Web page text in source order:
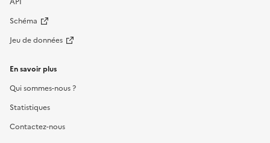
Schéma
Jeu de données
En savoir plus
Qui sommes-nous ?
Statistiques
Contactez-nous